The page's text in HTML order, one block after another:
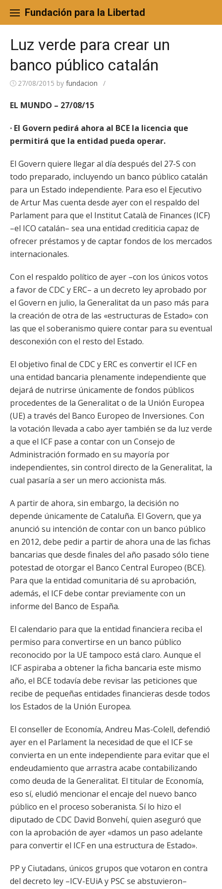
content
Fundación para la Libertad
Luz verde para crear un
banco público catalán
27/08/2015 by fundacion /
EL MUNDO – 27/08/15
· El Govern pedirá ahora al BCE la licencia que
permitirá que la entidad pueda operar.
El Govern quiere llegar al día después del 27-S con
todo preparado, incluyendo un banco público catalán
para un Estado independiente. Para eso el Ejecutivo
de Artur Mas cuenta desde ayer con el respaldo del
Parlament para que el Institut Català de Finances (ICF)
–el ICO catalán– sea una entidad crediticia capaz de
ofrecer préstamos y de captar fondos de los mercados
internacionales.
Con el respaldo político de ayer –con los únicos votos
a favor de CDC y ERC– a un decreto ley aprobado por
el Govern en julio, la Generalitat da un paso más para
la creación de otra de las «estructuras de Estado» con
las que el soberanismo quiere contar para su eventual
desconexión con el resto del Estado.
El objetivo final de CDC y ERC es convertir el ICF en
una entidad bancaria plenamente independiente que
dejará de nutrirse únicamente de fondos públicos
procedentes de la Generalitat o de la Unión Europea
(UE) a través del Banco Europeo de Inversiones. Con
la votación llevada a cabo ayer también se da luz verde
a que el ICF pase a contar con un Consejo de
Administración formado en su mayoría por
independientes, sin control directo de la Generalitat, la
cual pasaría a ser un mero accionista más.
A partir de ahora, sin embargo, la decisión no
depende únicamente de Cataluña. El Govern, que ya
anunció su intención de contar con un banco público
en 2012, debe pedir a partir de ahora una de las fichas
bancarias que desde finales del año pasado sólo tiene
potestad de otorgar el Banco Central Europeo (BCE).
Para que la entidad comunitaria dé su aprobación,
además, el ICF debe contar previamente con un
informe del Banco de España.
El calendario para que la entidad financiera reciba el
permiso para convertirse en un banco público
reconocido por la UE tampoco está claro. Aunque el
ICF aspiraba a obtener la ficha bancaria este mismo
año, el BCE todavía debe revisar las peticiones que
recibe de pequeñas entidades financieras desde todos
los Estados de la Unión Europea.
El conseller de Economía, Andreu Mas-Colell, defendió
ayer en el Parlament la necesidad de que el ICF se
convierta en un ente independiente para evitar que el
endeudamiento que arrastra acabe contabilizando
como deuda de la Generalitat. El titular de Economía,
eso sí, eludió mencionar el encaje del nuevo banco
público en el proceso soberanista. Sí lo hizo el
diputado de CDC David Bonvehí, quien aseguró que
con la aprobación de ayer «damos un paso adelante
para convertir el ICF en una estructura de Estado».
PP y Ciutadans, únicos grupos que votaron en contra
del decreto ley –ICV-EUiA y PSC se abstuvieron–